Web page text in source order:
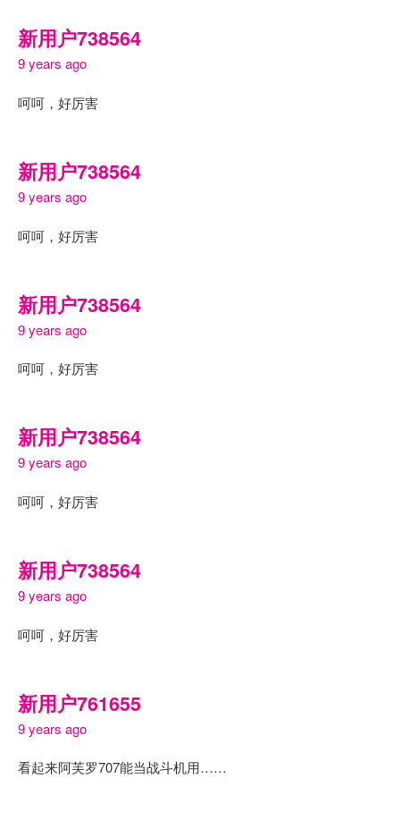
新用户738564
9 years ago
呵呵，好厉害
新用户738564
9 years ago
呵呵，好厉害
新用户738564
9 years ago
呵呵，好厉害
新用户738564
9 years ago
呵呵，好厉害
新用户738564
9 years ago
呵呵，好厉害
新用户761655
9 years ago
看起来阿芙罗707能当战斗机用……